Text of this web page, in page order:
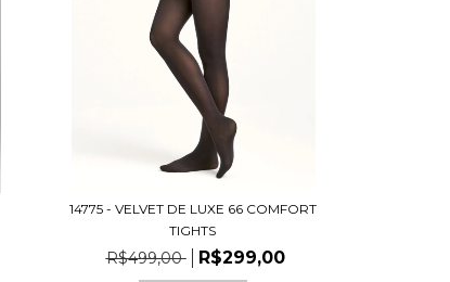
14775 - VELVET DE LUXE 66 COMFORT
TIGHTS
R$499,00 R$299,00